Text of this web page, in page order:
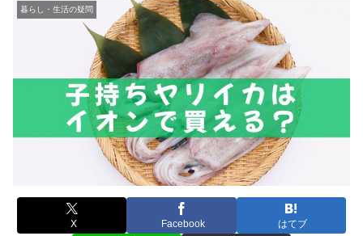
暮らし・生活の疑問
X Facebook はてブ